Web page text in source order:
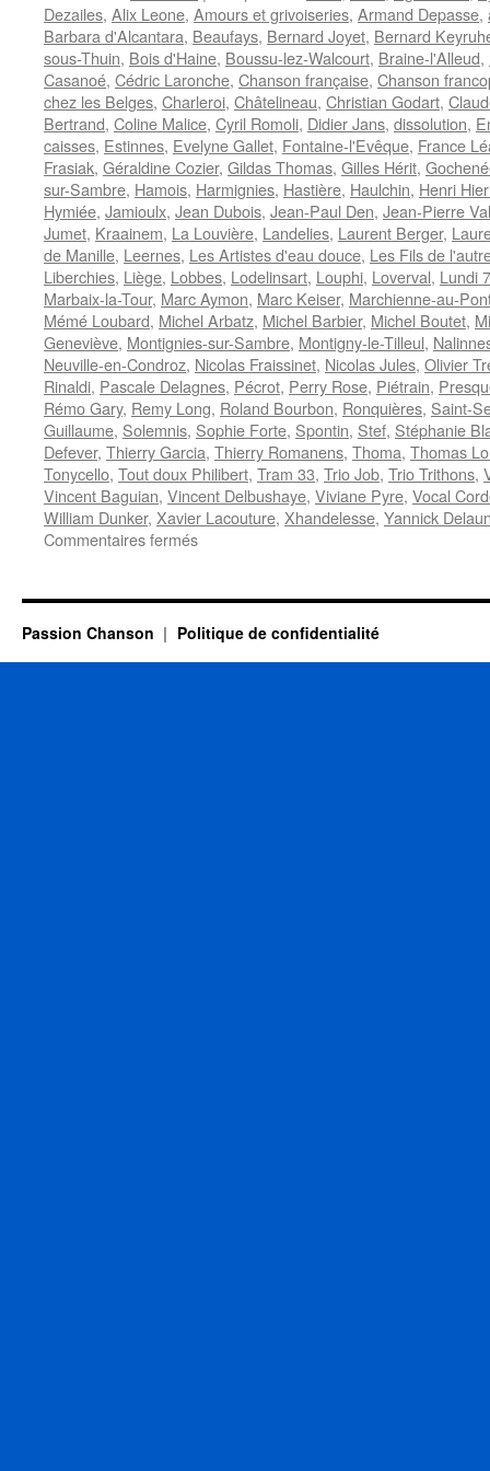
Dezailes, Alix Leone, Amours et grivoiseries, Armand Depasse,
Barbara d'Alcantara, Beaufays, Bernard Joyet, Bernard
sous-Thuin, Bois d'Haine, Boussu-lez-Walcourt, Braine-l'Alleud,
Casanoé, Cédric Laronche, Chanson française, Chanson
chez les Belges, Charleroi, Châtelineau, Christian Godart,
Bertrand, Coline Malice, Cyril Romoli, Didier Jans, dissolution,
caisses, Estinnes, Evelyne Gallet, Fontaine-l'Evêque, France
Frasiak, Géraldine Cozier, Gildas Thomas, Gilles Hérit,
sur-Sambre, Hamois, Harmignies, Hastière, Haulchin, Henri
Hymiée, Jamioulx, Jean Dubois, Jean-Paul Den, Jean-Pierre
Jumet, Kraainem, La Louvière, Landelies, Laurent Berger,
de Manille, Leernes, Les Artistes d'eau douce, Les Fils de
Liberchies, Liège, Lobbes, Lodelinsart, Louphi, Loverval, Lundi
Marbaix-la-Tour, Marc Aymon, Marc Keiser, Marchienne-au-
Mémé Loubard, Michel Arbatz, Michel Barbier, Michel Boutet,
Geneviève, Montignies-sur-Sambre, Montigny-le-Tilleul,
Neuville-en-Condroz, Nicolas Fraissinet, Nicolas Jules, Olivier
Rinaldi, Pascale Delagnes, Pécrot, Perry Rose, Piétrain,
Rémo Gary, Remy Long, Roland Bourbon, Ronquières, Saint-
Guillaume, Solemnis, Sophie Forte, Spontin, Stef, Stéphanie
Defever, Thierry Garcia, Thierry Romanens, Thoma, Thomas
Tonycello, Tout doux Philibert, Tram 33, Trio Job, Trio Trithons,
Vincent Baguian, Vincent Delbushaye, Viviane Pyre, Vocal
William Dunker, Xavier Lacouture, Xhandelesse, Yannick
Commentaires ferméssur
les
Belges »
c’est
Passion Chanson Politique de confidentialité